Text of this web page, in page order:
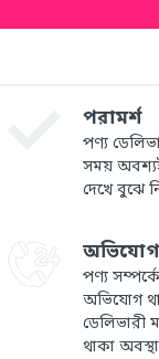
পরামর্শ
পণ্য
সময়
দেখে বুঝে
অভিযোগ
পণ্য
অভিযোগ
ডেলিভারী
থাকা